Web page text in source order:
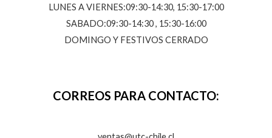
LUNES A VIERNES:09:30-14:30, 15:30-17:00
SABADO:09:30-14:30 , 15:30-16:00
DOMINGO Y FESTIVOS CERRADO
CORREOS PARA CONTACTO: